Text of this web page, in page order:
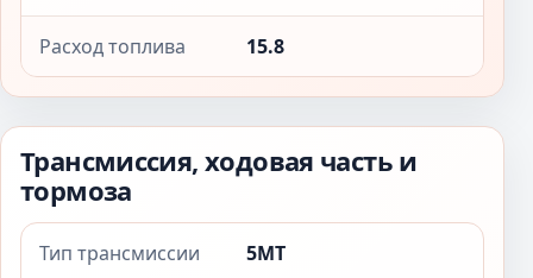
Расход топлива 15.8
Трансмиссия, ходовая часть и
тормоза
Тип трансмиссии 5MT